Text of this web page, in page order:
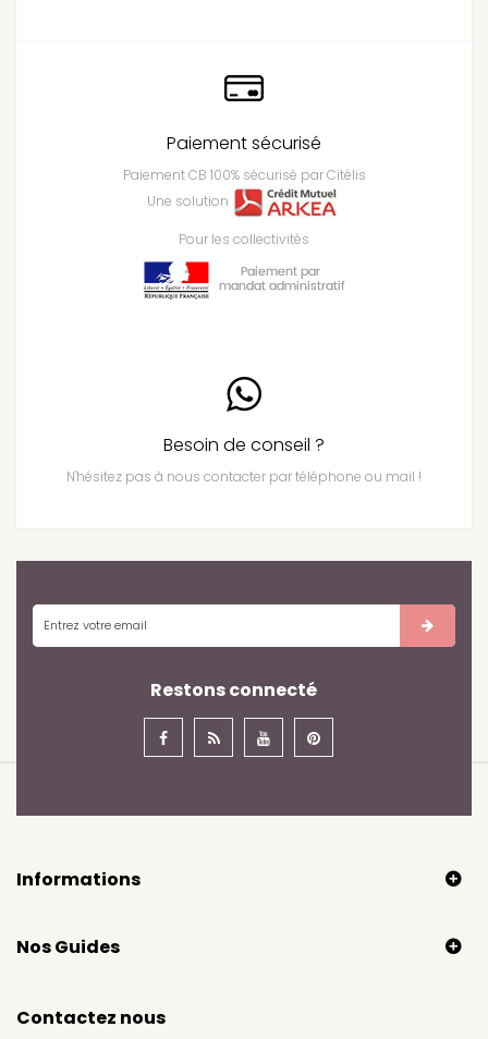
Paiement sécurisé
Paiement CB 100% sécurisé par Citélis
Une solution
Pour les collectivités
Besoin de conseil ?
N'hésitez pas à nous contacter par téléphone ou mail !
Restons connecté
Informations
Nos Guides
Contactez nous